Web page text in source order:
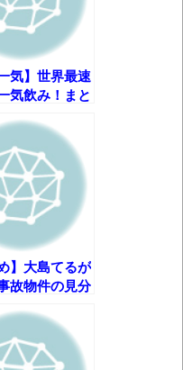
て色々見失う、新
てしまう猫の画像
気】世界最速
気飲み！まと
】大島てるが
故物件の見分
・雑学集】